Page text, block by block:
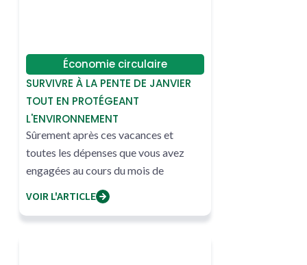
Économie circulaire
SURVIVRE À LA PENTE DE JANVIER
TOUT EN PROTÉGEANT
L'ENVIRONNEMENT
Sûrement après ces vacances et
toutes les dépenses que vous avez
engagées au cours du mois de
VOIR L'ARTICLE